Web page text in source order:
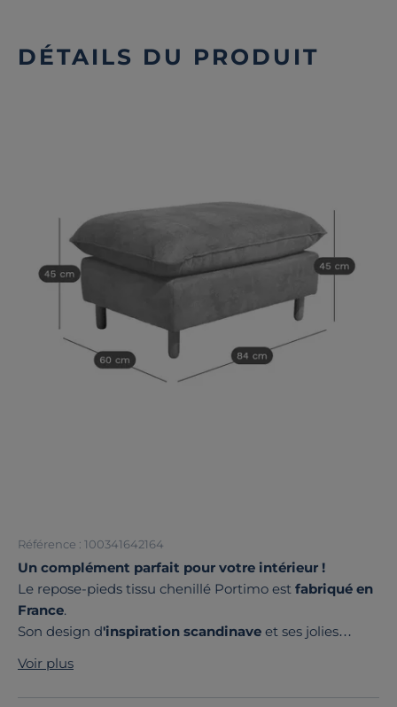
DÉTAILS DU PRODUIT
Référence : 100341642164
Un complément parfait pour votre intérieur !
Le repose-pieds tissu chenillé Portimo est fabriqué en
France.
Son design d'inspiration scandinave et ses jolies
possibilité de l'utiliser comme repose-pieds ou
est un atout majeur, offrant plus de flexibilité selon vos
Voir plus